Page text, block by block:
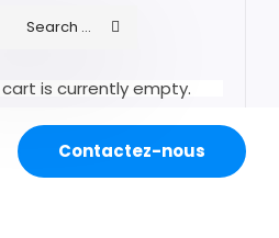
cart is currently empty.
Contactez-nous